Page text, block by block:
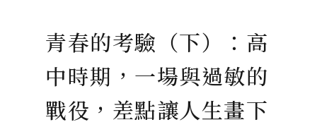
青春的考驗（下）：高
中時期，一場與過敏的
戰役，差點讓人生畫下